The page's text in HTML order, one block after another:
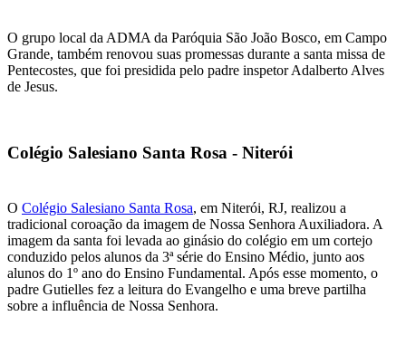
O grupo local da ADMA da Paróquia São João Bosco, em Campo
Grande, também renovou suas promessas durante a santa missa de
Pentecostes, que foi presidida pelo padre inspetor Adalberto Alves
de Jesus.
Colégio Salesiano Santa Rosa - Niterói
O Colégio Salesiano Santa Rosa, em Niterói, RJ, realizou a
tradicional coroação da imagem de Nossa Senhora Auxiliadora. A
imagem da santa foi levada ao ginásio do colégio em um cortejo
conduzido pelos alunos da 3ª série do Ensino Médio, junto aos
alunos do 1º ano do Ensino Fundamental. Após esse momento, o
padre Gutielles fez a leitura do Evangelho e uma breve partilha
sobre a influência de Nossa Senhora.